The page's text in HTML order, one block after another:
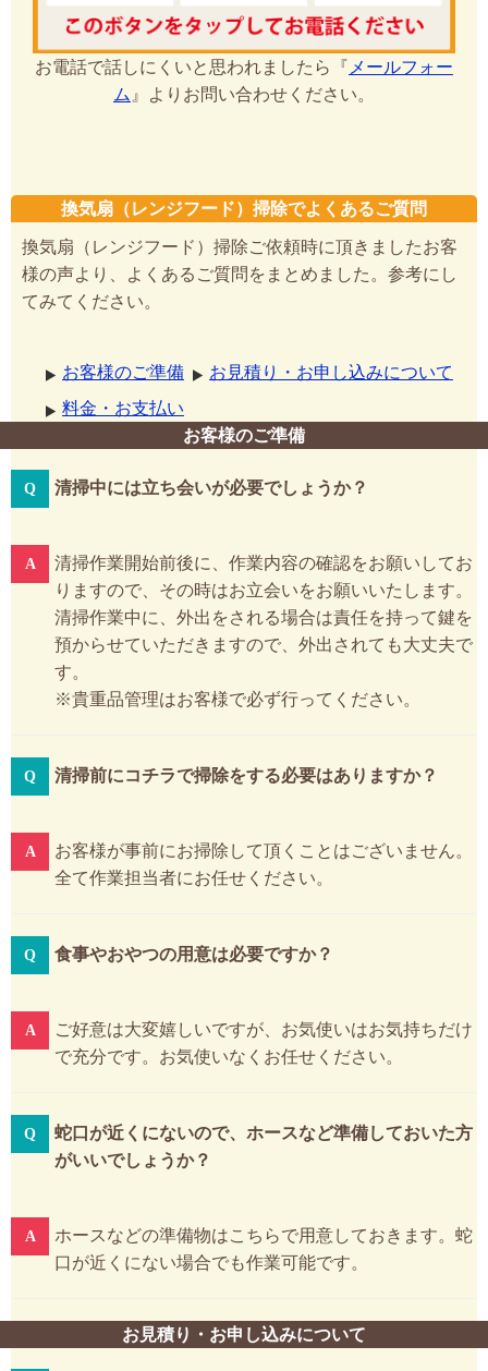
お電話で話しにくいと思われましたら『 メールフォー
ム 』よりお問い合わせください。
換気扇（レンジフード）掃除でよくあるご質問
換気扇（レンジフード）掃除ご依頼時に頂きましたお客
様の声より、よくあるご質問をまとめました。参考にし
てみてください。
お客様のご準備
お見積り・お申し込みについて
料金・お支払い
お客様のご準備
清掃中には立ち会いが必要でしょうか？
清掃作業開始前後に、作業内容の確認をお願いしてお
りますので、その時はお立会いをお願いいたします。
清掃作業中に、外出をされる場合は責任を持って鍵を
預からせていただきますので、外出されても大丈夫で
す。
※貴重品管理はお客様で必ず行ってください。
清掃前にコチラで掃除をする必要はありますか？
お客様が事前にお掃除して頂くことはございません。
全て作業担当者にお任せください。
食事やおやつの用意は必要ですか？
ご好意は大変嬉しいですが、お気使いはお気持ちだけ
で充分です。お気使いなくお任せください。
蛇口が近くにないので、ホースなど準備しておいた方
がいいでしょうか？
ホースなどの準備物はこちらで用意しておきます。蛇
口が近くにない場合でも作業可能です。
お見積り・お申し込みについて